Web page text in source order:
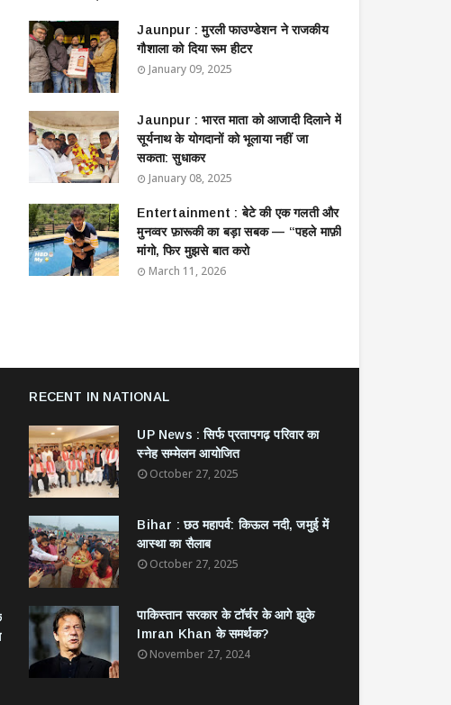
Jaunpur : ​मुरली फाउण्डेशन ने राजकीय
गौशाला को दिया रूम हीटर
January 09, 2025
Jaunpur : ​भारत माता को आजादी दिलाने में
सूर्यनाथ के योगदानों को भूलाया नहीं जा
सकता: सुधाकर
January 08, 2025
Entertainment : बेटे की एक गलती और
मुनव्वर फ़ारूकी का बड़ा सबक — “पहले माफ़ी
मांगो, फिर मुझसे बात करो
March 11, 2026
RECENT IN NATIONAL
UP News : सिर्फ प्रतापगढ़ परिवार का
स्नेह सम्मेलन आयोजित
October 27, 2025
Bihar : छठ महापर्व: किऊल नदी, जमुई में
आस्था का सैलाब
October 27, 2025
​पाकिस्तान सरकार के टॉर्चर के आगे झुके
Imran Khan के समर्थक?
November 27, 2024